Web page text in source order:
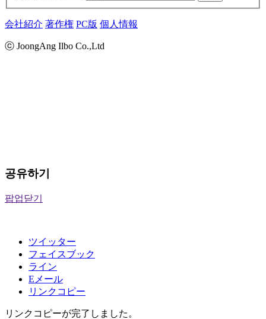
会社紹介 著作権 PC版 個人情報
ⓒ JoongAng Ilbo Co.,Ltd
공유하기
팝업닫기
ツイッター
フェイスブック
ライン
Eメール
リンクコピー
リンクコピーが完了しました。